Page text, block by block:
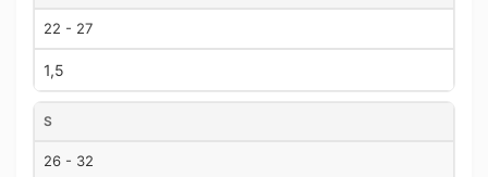
22 - 27
1,5
S
26 - 32